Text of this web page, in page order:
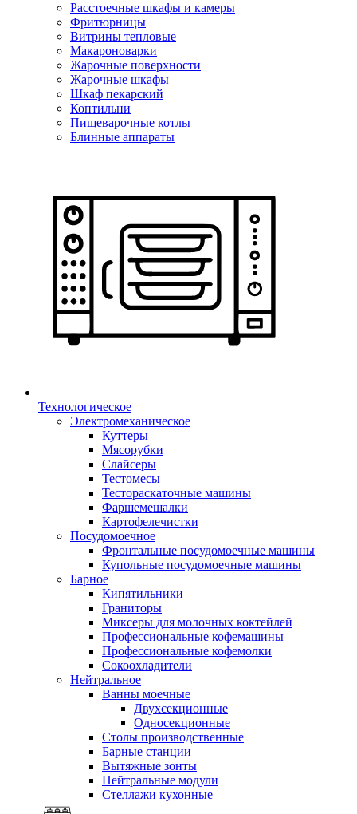
Расстоечные шкафы и камеры
Фритюрницы
Витрины тепловые
Макароноварки
Жарочные поверхности
Жарочные шкафы
Шкаф пекарский
Коптильни
Пищеварочные котлы
Блинные аппараты
Технологическое
Электромеханическое
Куттеры
Мясорубки
Слайсеры
Тестомесы
Тестораскаточные машины
Фаршемешалки
Картофелечистки
Посудомоечное
Фронтальные посудомоечные машины
Купольные посудомоечные машины
Барное
Кипятильники
Граниторы
Миксеры для молочных коктейлей
Профессиональные кофемашины
Профессиональные кофемолки
Сокоохладители
Нейтральное
Ванны моечные
Двухсекционные
Односекционные
Столы производственные
Барные станции
Вытяжные зонты
Нейтральные модули
Стеллажи кухонные